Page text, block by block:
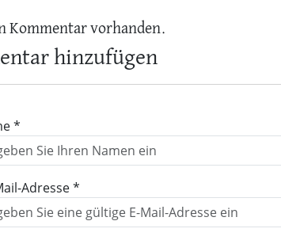
Kommentar vorhanden.
hinzufügen
*
Adresse *